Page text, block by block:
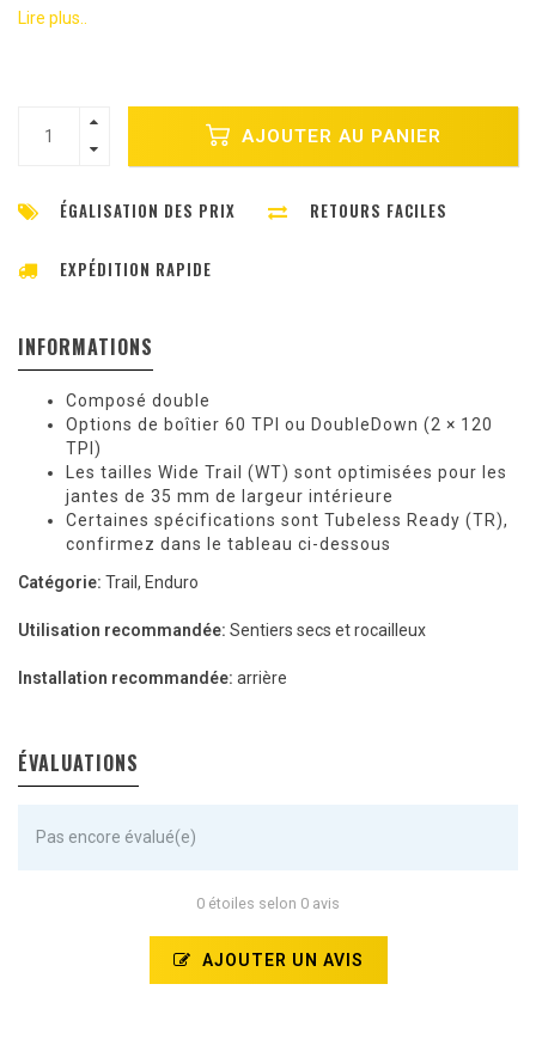
Lire plus..
AJOUTER AU PANIER
ÉGALISATION DES PRIX RETOURS FACILES
EXPÉDITION RAPIDE
INFORMATIONS
Composé double
Options de boîtier 60 TPI ou DoubleDown (2 × 120
TPI)
Les tailles Wide Trail (WT) sont optimisées pour les
jantes de 35 mm de largeur intérieure
Certaines spécifications sont Tubeless Ready (TR),
confirmez dans le tableau ci-dessous
Catégorie: Trail, Enduro
Utilisation recommandée: Sentiers secs et rocailleux
Installation recommandée: arrière
ÉVALUATIONS
Pas encore évalué(e)
0 étoiles selon 0 avis
AJOUTER UN AVIS